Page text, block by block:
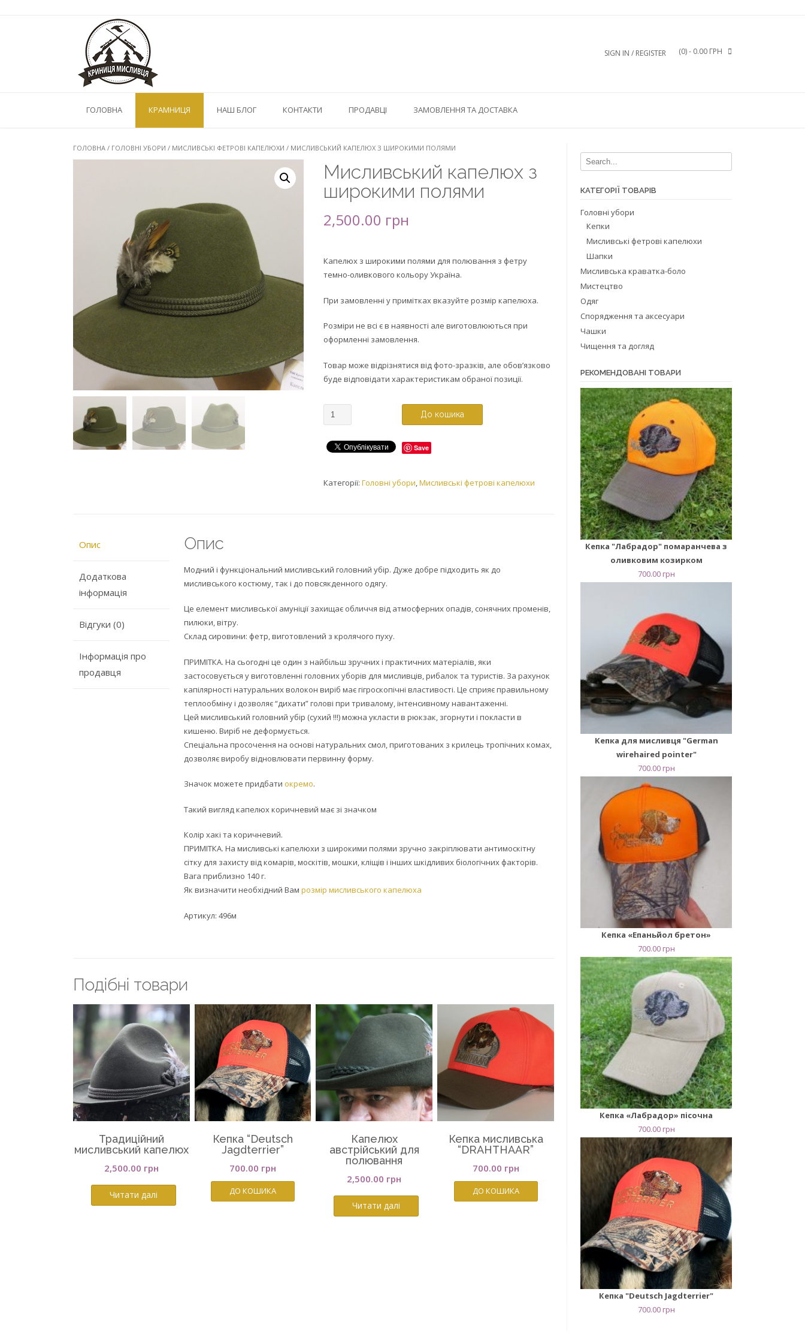
SIGN IN / REGISTER (0)- 0.00 ГРН
ГОЛОВНА КРАМНИЦЯ НАШ БЛОГ КОНТАКТИ ПРОДАВЦІ ЗАМОВЛЕННЯ ТА ДОСТАВКА
ГОЛОВНА / ГОЛОВНІ УБОРИ / МИСЛИВСЬКІ ФЕТРОВІ КАПЕЛЮХИ / МИСЛИВСЬКИЙ КАПЕЛЮХ З ШИРОКИМИ ПОЛЯМИ
Мисливський капелюх з
широкими полями
2,500.00 грн
Капелюх з широкими полями для полювання з фетру
темно-оливкового кольору Україна.
При замовленні у примітках вказуйте розмір капелюха.
Розміри не всі є в наявності але виготовлюються при
оформленні замовлення.
Товар може відрізнятися від фото-зразків, але обов’язково
буде відповідати характеристикам обраної позиції.
До кошика
Save
Категорії: Головні убори Мисливські фетрові капелюхи
Опис
Додаткова
iнформацiя
Відгуки (0)
Інформація про
продавця
Опис
Модний і функціональний мисливський головний убір. Дуже добре підходить як до
мисливського костюму, так і до повсякденного одягу.
Це елемент мисливської амуніції захищає обличчя від атмосферних опадів, сонячних променів,
пилюки, вітру.
Склад сировини: фетр, виготовлений з кролячого пуху.
ПРИМІТКА. На сьогодні це один з найбільш зручних і практичних матеріалів, яки
застосовується у виготовленні головних уборів для мисливців, рибалок та туристів. За рахунок
капілярності натуральних волокон виріб має гігроскопічні властивості. Це сприяє правильному
теплообміну і дозволяє “дихати” голові при тривалому, інтенсивному навантаженні.
Цей мисливський головний убір (сухий !!!) можна укласти в рюкзак, згорнути і покласти в
кишеню. Виріб не деформується.
Спеціальна просочення на основі натуральних смол, приготованих з крилець тропічних комах,
дозволяє виробу відновлювати первинну форму.
Значок можете придбати окремо.
Такий вигляд капелюх коричневий має зі значком
Колір хакі та коричневий.
ПРИМІТКА. На мисливські капелюхи з широкими полями зручно закріплювати антимоскітну
сітку для захисту від комарів, москітів, мошки, кліщів і інших шкідливих біологічних факторів.
Вага приблизно 140 г.
Як визначити необхідний Вам розмір мисливського капелюха
Артикул: 496м
Подiбнi товари
Традиційний
мисливський капелюх
2,500.00 грн
Читати далі
Кепка “Deutsch
Jagdterrier”
700.00 грн
ДО КОШИКА
Капелюх
австрійський для
полювання
2,500.00 грн
Читати далі
Кепка мисливська
“DRAHTHAAR”
700.00 грн
ДО КОШИКА
КАТЕГОРІЇ ТОВАРІВ
Головні убори
Кепки
Мисливські фетрові капелюхи
Шапки
Мисливська краватка-боло
Мистецтво
Одяг
Спорядження та аксесуари
Чашки
Чищення та догляд
РЕКОМЕНДОВАНІ ТОВАРИ
Кепка "Лабрадор" помаранчева з
оливковим козирком
700.00 грн
Кепка для мисливця "German
wirehaired pointer"
700.00 грн
Кепка «Епаньйол бретон»
700.00 грн
Кепка «Лабрадор» пісочна
700.00 грн
Кепка "Deutsch Jagdterrier"
700.00 грн